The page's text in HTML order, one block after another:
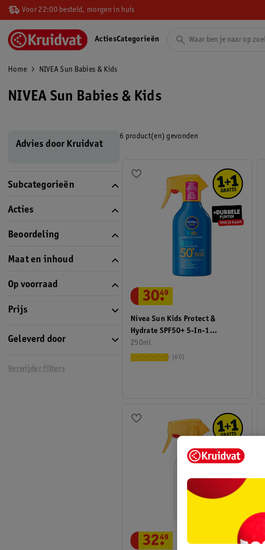
Voor 22:00 besteld, morgen in huis
ActiesCategorieën
Home NIVEA Sun Babies & Kids
NIVEA Sun Babies & Kids
Advies door Kruidvat
Subcategorieën
Acties
Beoordeling
Maat en inhoud
Op voorraad
Prijs
Geleverd door
Verwijder filters
6 product(en) gevonden
Nivea Sun Kids Protect &
Hydrate SPF50+ 5-In-1
Zonnespray
250ml
30.
49
60
32.
49